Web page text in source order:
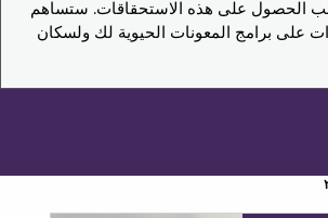
الحصول على هذه الاستحقاقات. ستساهم
على برامج المعونات الحيوية لك ولسكان